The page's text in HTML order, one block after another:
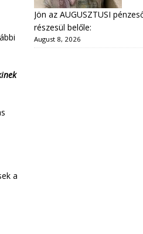
a
Jön az AUGUSZTUSI
részesül belőle:
August 8, 2026